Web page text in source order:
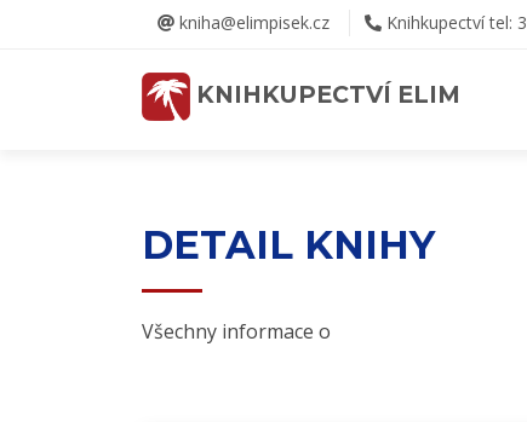
kniha@elimpisek.cz Knihkupectví tel:
KNIHKUPECTVÍ ELIM
DETAIL KNIHY
Všechny informace o